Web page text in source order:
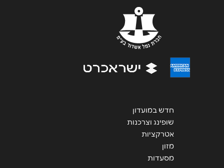
חדש במועדון
שופינג וצרכנות
אטרקציות
מזון
מסעדות